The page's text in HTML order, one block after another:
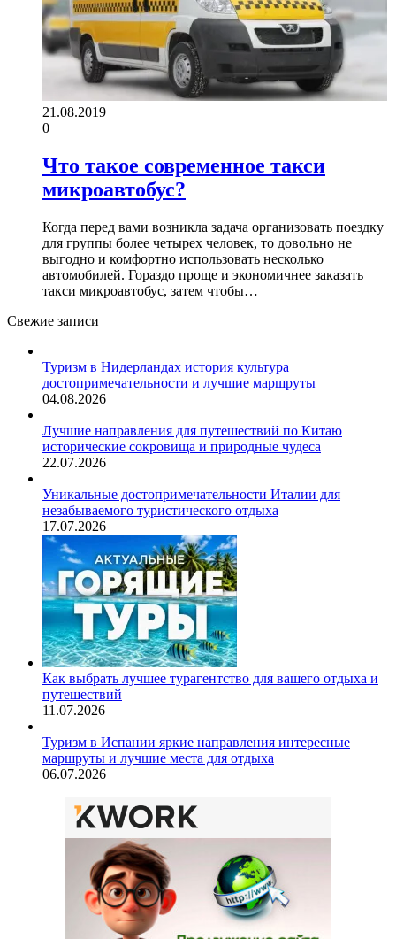
21.08.2019
0
Что такое современное такси
микроавтобус?
Когда перед вами возникла задача организовать поездку
для группы более четырех человек, то довольно не
выгодно и комфортно использовать несколько
автомобилей. Гораздо проще и экономичнее заказать
такси микроавтобус, затем чтобы…
Свежие записи
Туризм в Нидерландах история культура
достопримечательности и лучшие маршруты
04.08.2026
Лучшие направления для путешествий по Китаю
исторические сокровища и природные чудеса
22.07.2026
Уникальные достопримечательности Италии для
незабываемого туристического отдыха
17.07.2026
Как выбрать лучшее турагентство для вашего отдыха и
путешествий
11.07.2026
Туризм в Испании яркие направления интересные
маршруты и лучшие места для отдыха
06.07.2026